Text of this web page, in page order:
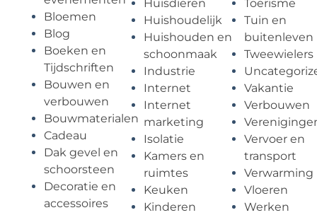
Bloemen
Blog
Boeken en
Tijdschriften
Bouwen en
verbouwen
Bouwmaterialen
Cadeau
Dak gevel en
schoorsteen
Decoratie en
accessoires
Huisdieren
Huishoudelijk
Huishouden en
schoonmaak
Industrie
Internet
Internet
marketing
Isolatie
Kamers en
ruimtes
Keuken
Kinderen
Toerisme
Tuin en
buitenleven
Tweewielers
Vakantie
Verbouwen
Vervoer en
transport
Verwarming
Vloeren
Werken